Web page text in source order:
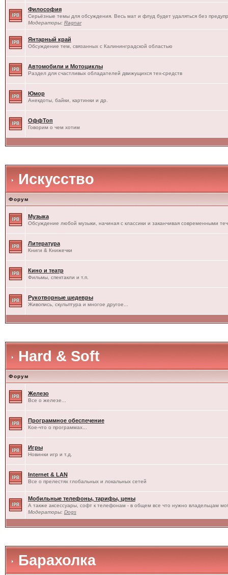
Философия
Серьёзные темы для обсуждения. Весь мат и флуд будет удаляться без
Модераторы: Ragnar
Янтарный край
Обсуждение тем, связанных с Калининградской областью
Автомобили и Мотоциклы
Раздел для счастливых обладателей движущихся тех-средств
Юмор
Анекдоты, байки, картинки и др.
ОффТоп
Говорим о чем хотим
Искусство
Форум
Музыка
Обсуждение любой музыки, начиная с классики и заканчивая современными
Литература
Книги & Книжечки
Кино и театр
Фильмы, спектакли и т.п.
Рукотворные шедевры
Живопись, скульптура и многое другое...
Hard & Soft
Форум
Железо
Все о железе...
Программное обеспечение
Кое-что о программах...
Игры
Новинки игр и т.д.
Internet & LAN
Все о прелестях глобальных и локальных сетей
Мобильные телефоны, тарифы, цены
А также аксессуары, софт к телефонам - в общем все что нужно владельцам
Модераторы: Dogs
Барахолка